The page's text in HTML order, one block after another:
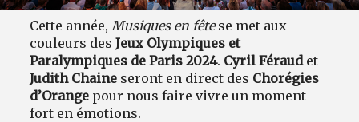
Cette année, Musiques en fêtese met aux
couleurs desJeux Olympiques et
Paralympiques de Paris 2024. Cyril Féraudet
Judith Chaine seront en direct des Chorégies
d’Orange pour nous faire vivre un moment
fort en émotions.